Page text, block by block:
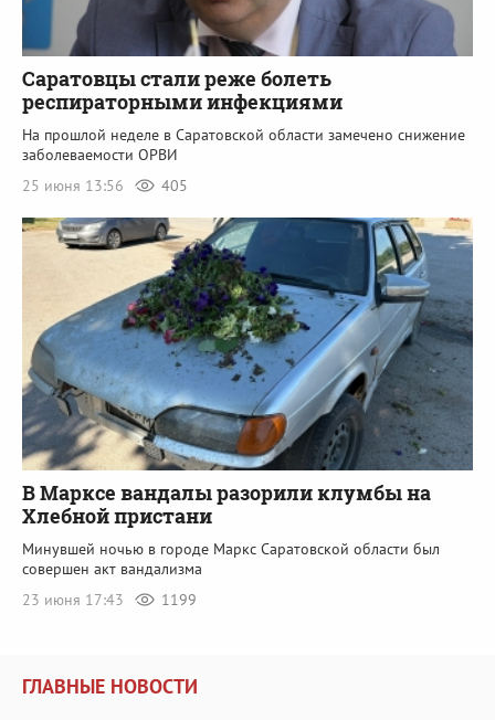
Саратовцы стали реже болеть
респираторными инфекциями
На прошлой неделе в Саратовской области замечено снижение
заболеваемости ОРВИ
25 июня 13:56
405
В Марксе вандалы разорили клумбы на
Хлебной пристани
Минувшей ночью в городе Маркс Саратовской области был
совершен акт вандализма
23 июня 17:43
1199
ГЛАВНЫЕ НОВОСТИ